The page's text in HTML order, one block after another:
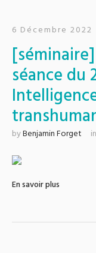
6 Décembre 2022
séance du
byBenjamin Forget in
En savoir plus